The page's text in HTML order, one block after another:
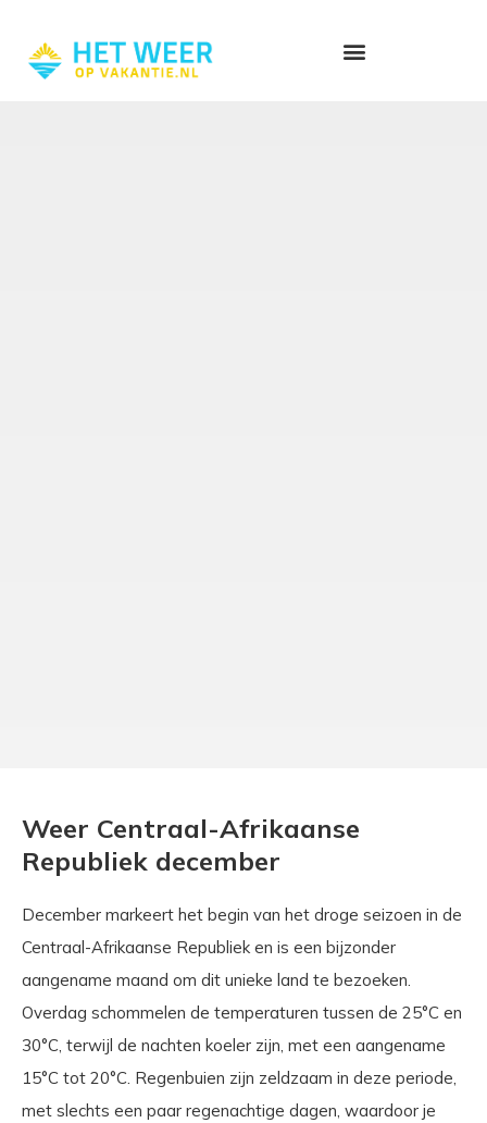
Weer Centraal-Afrikaanse
Republiek december
December markeert het begin van het droge seizoen in de
Centraal-Afrikaanse Republiek en is een bijzonder
aangename maand om dit unieke land te bezoeken.
Overdag schommelen de temperaturen tussen de 25°C en
30°C, terwijl de nachten koeler zijn, met een aangename
15°C tot 20°C. Regenbuien zijn zeldzaam in deze periode,
met slechts een paar regenachtige dagen, waardoor je